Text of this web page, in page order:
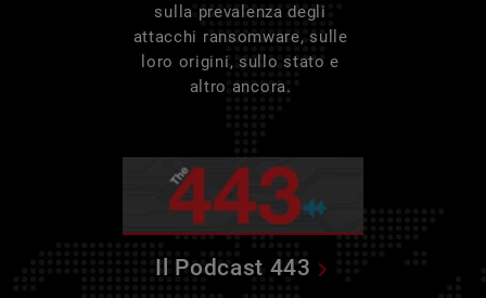
sulla prevalenza degli
attacchi ransomware, sulle
loro origini, sullo stato e
altro ancora.
Il Podcast 443